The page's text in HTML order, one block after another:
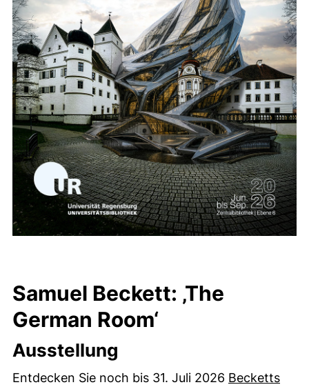
Samuel Beckett: ‚The
German Room‘
Ausstellung
Entdecken Sie noch bis 31. Juli 2026 Becketts